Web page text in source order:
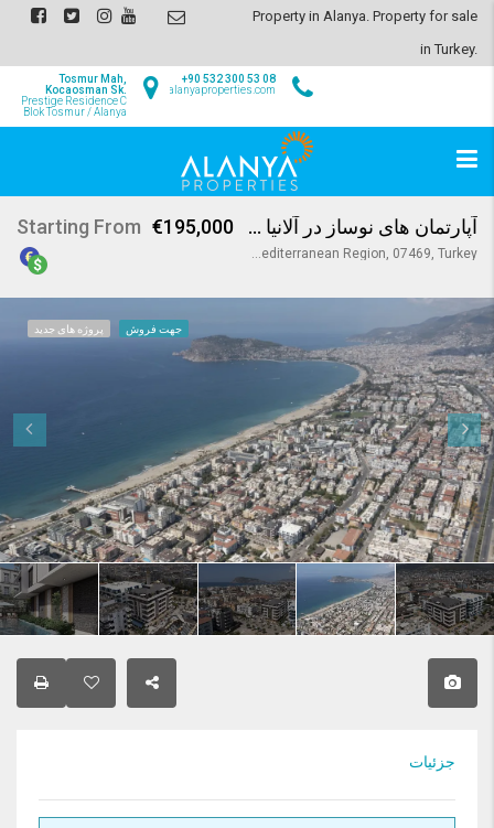
Property in Alanya. Property for sale
in Turkey.
Tosmur Mah,
Kocaosman Sk.
Prestige Residence C
Blok Tosmur / Alanya
+90 532 300 53 08
info@alanyaproperties.com
آپارتمان های نوساز در آلانیا اوبا
Oba Mahallesi, Alanya, Antalya, Mediterranean Region, 07469, Turkey
Starting From €195,000
جهت فروش پروژه های جدید
جزئیات